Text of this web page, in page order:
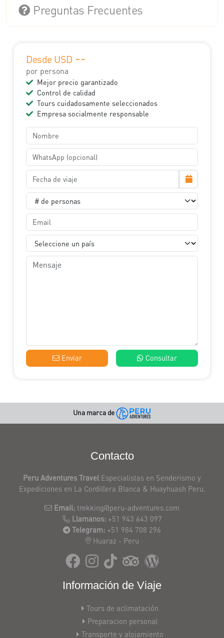
Preguntas Frecuentes
Desde USD --
por persona
Mejor precio garantizado
Control de calidad
Tours cuidadosamente seleccionados
Empresa socialmente responsable
Enviar Consultar
Una marca de
Contacto
Peru Adventures Travel Especialistas en Senderismo y
Expediciones en La Cordillera Blanca & Huayhuash Peru.
Email: trekking@peru-adventures.com
Llamanos: +51 943 643 097
Telegram: +51 984 708 296
Huaraz - Peru
Información de Viaje
Tours de aclimatación
Preparacion personal
Transporte y alojamiento